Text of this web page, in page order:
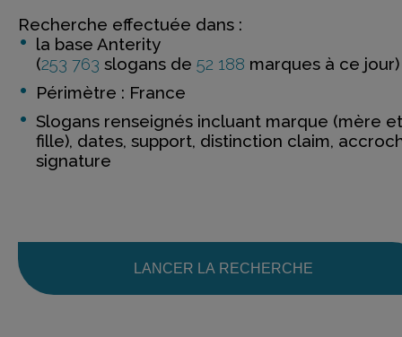
Recherche effectuée dans :
la base Anterity
(253 763 slogans de 52 188 marques à ce jour)
Périmètre : France
Slogans renseignés incluant marque (mère et
fille), dates, support, distinction claim,
signature
LANCER LA RECHERCHE